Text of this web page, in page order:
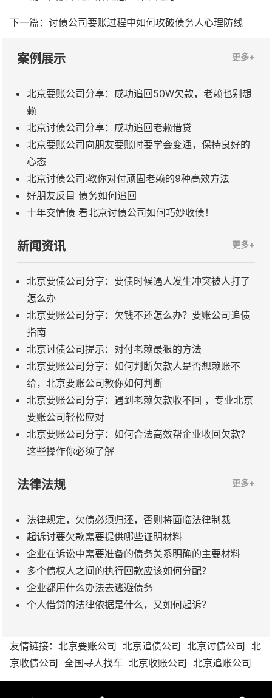
下一篇： 讨债公司要账过程中如何攻破债务人心理防线
案例展示 更多+
北京要账公司分享：成功追回50W欠款，老赖也别想
赖
北京讨债公司分享：成功追回老赖借贷
北京要账公司向朋友要账时要学会变通，保持良好的
心态
北京讨债公司:教你对付顽固老赖的9种高效方法
​好朋友反目 债务如何追回
​十年交情债 看北京讨债公司如何巧妙收债！
新闻资讯 更多+
北京要债公司分享：要债时候遇人发生冲突被人打了
怎么办
北京要账公司分享：欠钱不还怎么办？要账公司追债
指南
北京讨债公司提示：对付老赖最狠的方法
北京要账公司分享：如何判断欠款人是否想赖账不
给，北京要账公司教你如何判断
北京要账公司分享：遇到老赖欠款收不回 ，专业北京
要账公司轻松应对
北京要账公司分享：如何合法高效帮企业收回欠款？
这些操作你必须了解
法律法规 更多+
法律规定，欠债必须归还，否则将面临法律制裁
起诉讨要欠款需要提供哪些证明材料
企业在诉讼中需要准备的债务关系明确的主要材料
多个债权人之间的执行回款应该如何分配？
企业都用什么办法去逃避债务
个人借贷的法律依据是什么，又如何起诉？
友情链接： 北京要账公司 北京追债公司 北京讨债公司
北
京收债公司
全国寻人找车 北京收账公司 北京追账公司